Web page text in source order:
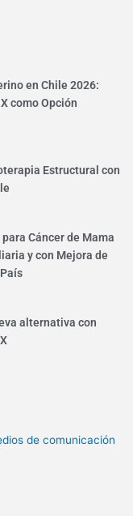
en Chile 2026:
como Opción
Estructural con
Cáncer de Mama
y con Mejora de
alternativa con
de comunicación